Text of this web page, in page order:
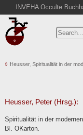
INVEHA Occulte
Home
Advanced Search
Cart
Contact
Heusser, Spiritualität in der
Heusser, Peter (Hrsg.):
Spiritualität in der
Bl. OKarton.